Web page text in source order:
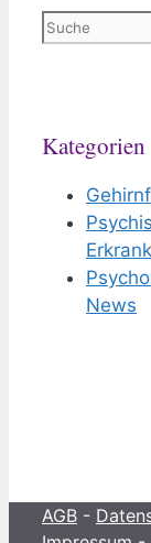
Suchen
Kategorien
News
AGB -